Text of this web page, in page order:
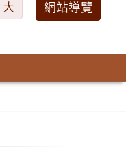
大 網站導覽